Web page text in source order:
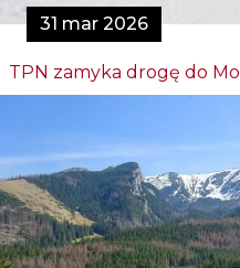
31 mar 2026
TPN zamyka drogę do